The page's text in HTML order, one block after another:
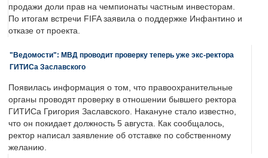
продажи доли прав на чемпионаты частным инвесторам.
По итогам встречи FIFA заявила о поддержке Инфантино и
отказе от проекта.
"Ведомости": МВД проводит проверку теперь уже экс-ректора
ГИТИСа Заславского
Появилась информация о том, что правоохранительные
органы проводят проверку в отношении бывшего ректора
ГИТИСа Григория Заславского. Накануне стало известно,
что он покидает должность 5 августа. Как сообщалось,
ректор написал заявление об отставке по собственному
желанию.